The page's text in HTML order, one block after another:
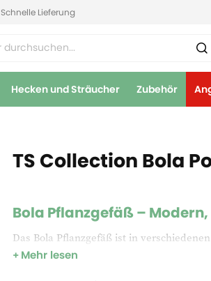
Schnelle Lieferung
Hecken und Sträucher Zubehör
TS Collection Bola
Bola Pflanzgefäß –
Das Bola Pflanzgefäß ist in
oder den Garten. Hergestellt aus
Mehr lesen